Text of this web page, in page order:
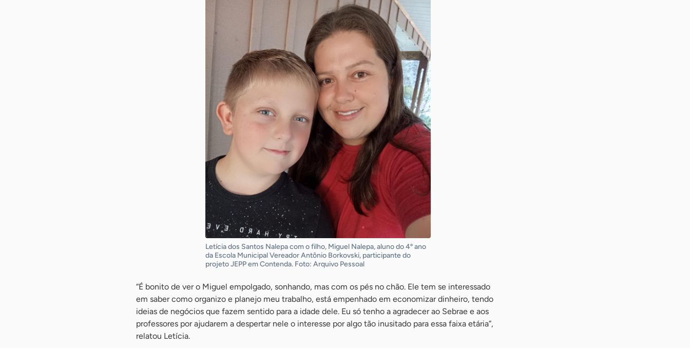
Letícia dos Santos Nalepa com o filho, Miguel Nalepa, aluno do 4º ano
da Escola Municipal Vereador Antônio Borkovski, participante do
projeto JEPP em Contenda. Foto: Arquivo Pessoal
“É bonito de ver o Miguel empolgado, sonhando, mas com os pés no chão. Ele tem se interessado
em saber como organizo e planejo meu trabalho, está empenhado em economizar dinheiro, tendo
ideias de negócios que fazem sentido para a idade dele. Eu só tenho a agradecer ao Sebrae e aos
professores por ajudarem a despertar nele o interesse por algo tão inusitado para essa faixa etária”,
relatou Letícia.